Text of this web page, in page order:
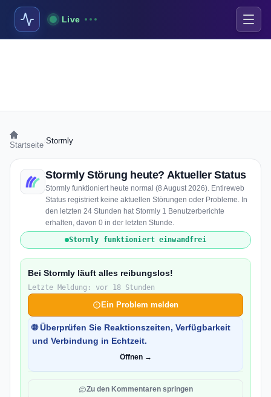
Live
Startseite Stormly
Stormly Störung heute? Aktueller Status
Stormly funktioniert heute normal (8 August 2026). Entireweb
Status registriert keine aktuellen Störungen oder Probleme. In
den letzten 24 Stunden hat Stormly 1 Benutzerberichte
erhalten, davon 0 in der letzten Stunde.
Stormly funktioniert einwandfrei
Bei Stormly läuft alles reibungslos!
Letzte Meldung: vor 18 Stunden
Ein Problem melden
🌐 Überprüfen Sie Reaktionszeiten, Verfügbarkeit
und Verbindung in Echtzeit.
Öffnen →
Zu den Kommentaren springen